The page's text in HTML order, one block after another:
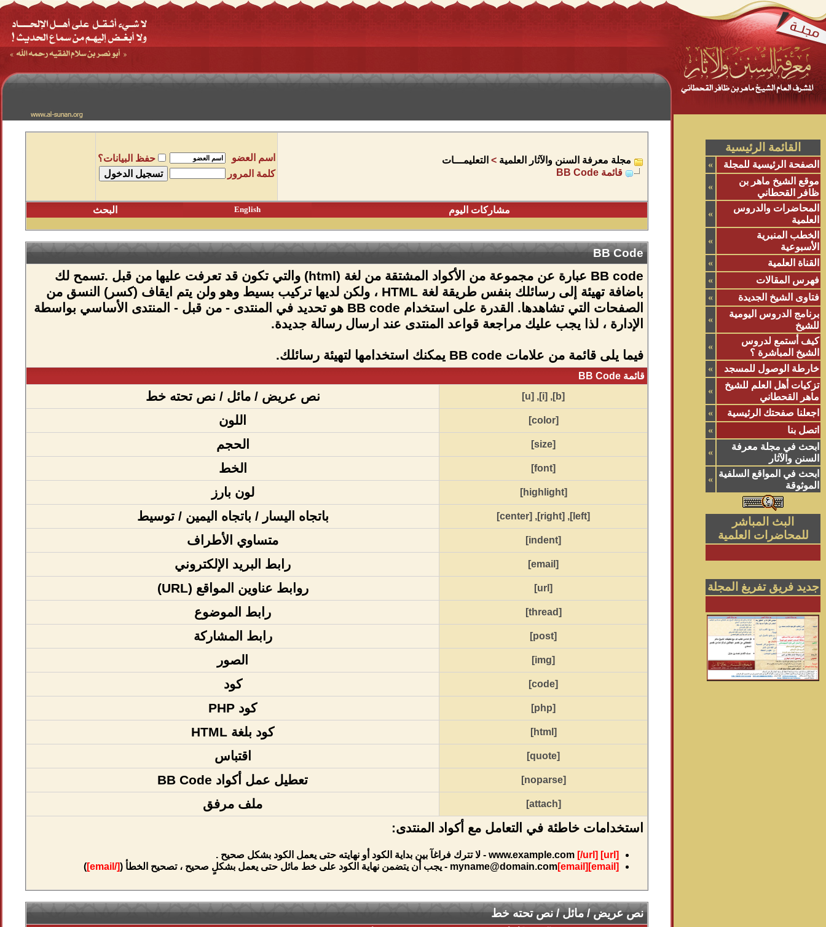
القائمة الرئيسية
الصفحة الرئيسية للمجلة
»
موقع الشيخ ماهر بن
ظافر القحطاني
»
المحاضرات والدروس
العلمية
»
الخطب المنبرية
الأسبوعية
»
القناة العلمية
»
فهرس المقالات
»
فتاوى الشيخ الجديدة
»
برنامج الدروس اليومية
للشيخ
»
كيف أستمع لدروس
الشيخ المباشرة ؟
»
خارطة الوصول للمسجد
»
تزكيات أهل العلم للشيخ
ماهر القحطاني
»
اجعلنا صفحتك الرئيسية
»
اتصل بنا
»
ابحث في مجلة معرفة
السنن والآثار
»
ابحث في المواقع السلفية
الموثوقة
»
البث المباشر
للمحاضرات العلمية
جديد فريق تفريغ المجلة
مجلة معرفة السنن والآثار العلمية > التعليمـــات
قائمة BB Code
اسم العضو
حفظ البيانات؟
كلمة المرور
مشاركات اليوم English البحث
BB Code
BB code عبارة عن مجموعة من الأكواد المشتقة من لغة (html) والتي تكون قد تعرفت عليها من قبل .تسمح لك
باضافة تهيئة إلى رسائلك بنفس طريقة لغة HTML ، ولكن لديها تركيب بسيط وهو ولن يتم ايقاف (كسر) النسق من
الصفحات التي تشاهدها. القدرة على استخدام BB code هو تحديد في المنتدى - من قبل - المنتدى الأساسي بواسطة
الإدارة ، لذا يجب عليك مراجعة قواعد المنتدى عند ارسال رسالة جديدة.
فيما يلى قائمة من علامات BB code يمكنك استخدامها لتهيئة رسائلك.
قائمة BB Code
[b]
,
[i]
,
[u] نص عريض / مائل / نص تحته خط
[color] اللون
[size] الحجم
[font] الخط
[highlight] لون بارز
[left]
,
[right]
,
[center] باتجاه اليسار / باتجاه اليمين / توسيط
[indent] متساوي الأطراف
[email] رابط البريد الإلكتروني
[url] روابط عناوين المواقع (URL)
[thread] رابط الموضوع
[post] رابط المشاركة
[img] الصور
[code] كود
[php] كود PHP
[html] كود بلغة HTML
[quote] اقتباس
[noparse] تعطيل عمل أكواد BB Code
[attach]
ملف مرفق
استخدامات خاطئة في التعامل مع أكواد المنتدى:
[url]
[/url]
- لا تترك فراغآ بين بداية الكود أو نهايته حتى يعمل الكود بشكل صحيح .
[email]
myname@domain.com[email] - يجب أن يتضمن نهاية الكود على خط مائل حتى يعمل بشكلٍ صحيح ، تصحيح الخطأ ([/email]
)
نص عريض / مائل / نص تحته خط